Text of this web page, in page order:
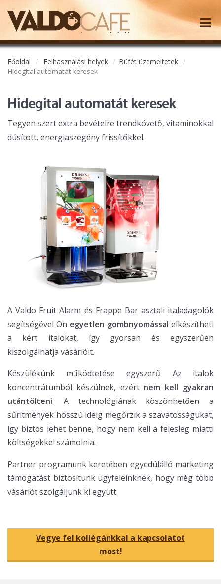
Főoldal Felhasználási helyek
Büfét üzemeltetek
Hidegital automatát keresek
Hidegital automatát keresek
Tegyen szert extra bevételre trendkövető, vitaminokkal
dúsított, energiaszegény frissítőkkel.
A Valdo Fruit Alarm és Frappe Bar asztali italadagolók
segítségével Ön egyetlen gombnyomással elkészítheti
a kért italokat, így gyorsan és egyszerűen
kiszolgálhatja vásárlóit.
Készülékünk működtetése egyszerű. Az italok
koncentrátumból készülnek, ezért nem kell gyakran
utántölteni. A technológiának köszönhetően a
sűrítmények hosszú ideig megőrzik a szavatosságukat,
így biztos lehet benne, hogy nem kell a felesleg miatti
költségekkel számolnia.
Partner programunk keretében egyedülálló marketing
támogatást biztosítunk ügyfeleinknek, hogy még több
vásárlót szolgáljunk ki együtt.
Vegye fel kollégánkkal a kapcsolatot
most!